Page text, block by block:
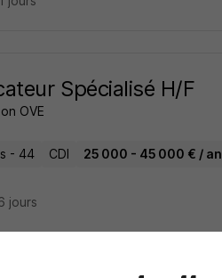
Spécialisé H/F
OVE
- 44 CDI 25 000 - 45 000 € / an
jours